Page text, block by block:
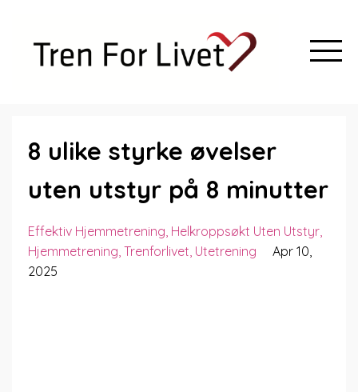
8 ulike styrke øvelser
uten utstyr på 8 minutter
Effektiv Hjemmetrening Helkroppsøkt Uten Utstyr
Hjemmetrening Trenforlivet Utetrening
Apr 10,
2025